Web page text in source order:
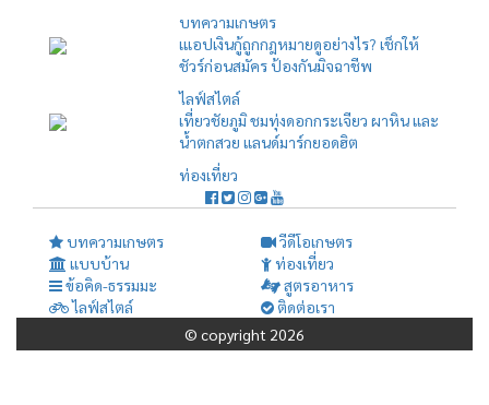
บทความเกษตร
เแอปเงินกู้ถูกกฎหมายดูอย่างไร? เช็กให้
ชัวร์ก่อนสมัคร ป้องกันมิจฉาชีพ
ไลฟ์สไตล์
เที่ยวชัยภูมิ ชมทุ่งดอกกระเจียว ผาหิน และ
น้ำตกสวย แลนด์มาร์กยอดฮิต
ท่องเที่ยว
บทความเกษตร
วีดีโอเกษตร
แบบบ้าน
ท่องเที่ยว
ข้อคิด-ธรรมมะ
สูตรอาหาร
ไลฟ์สไตล์
ติดต่อเรา
© copyright 2026